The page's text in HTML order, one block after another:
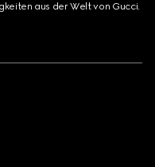
aus der Welt von Gucci.